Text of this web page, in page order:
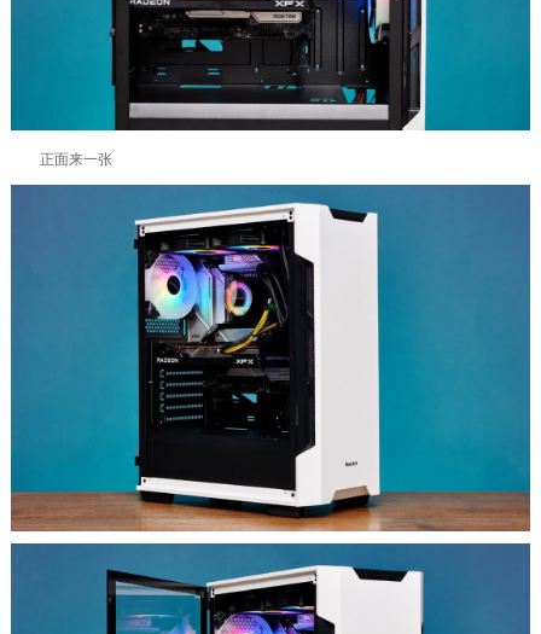
正面来一张